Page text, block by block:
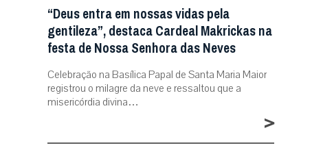
“Deus entra em nossas vidas pela
gentileza”, destaca Cardeal Makrickas na
festa de Nossa Senhora das Neves
Celebração na Basílica Papal de Santa Maria Maior
registrou o milagre da neve e ressaltou que a
misericórdia divina…
>